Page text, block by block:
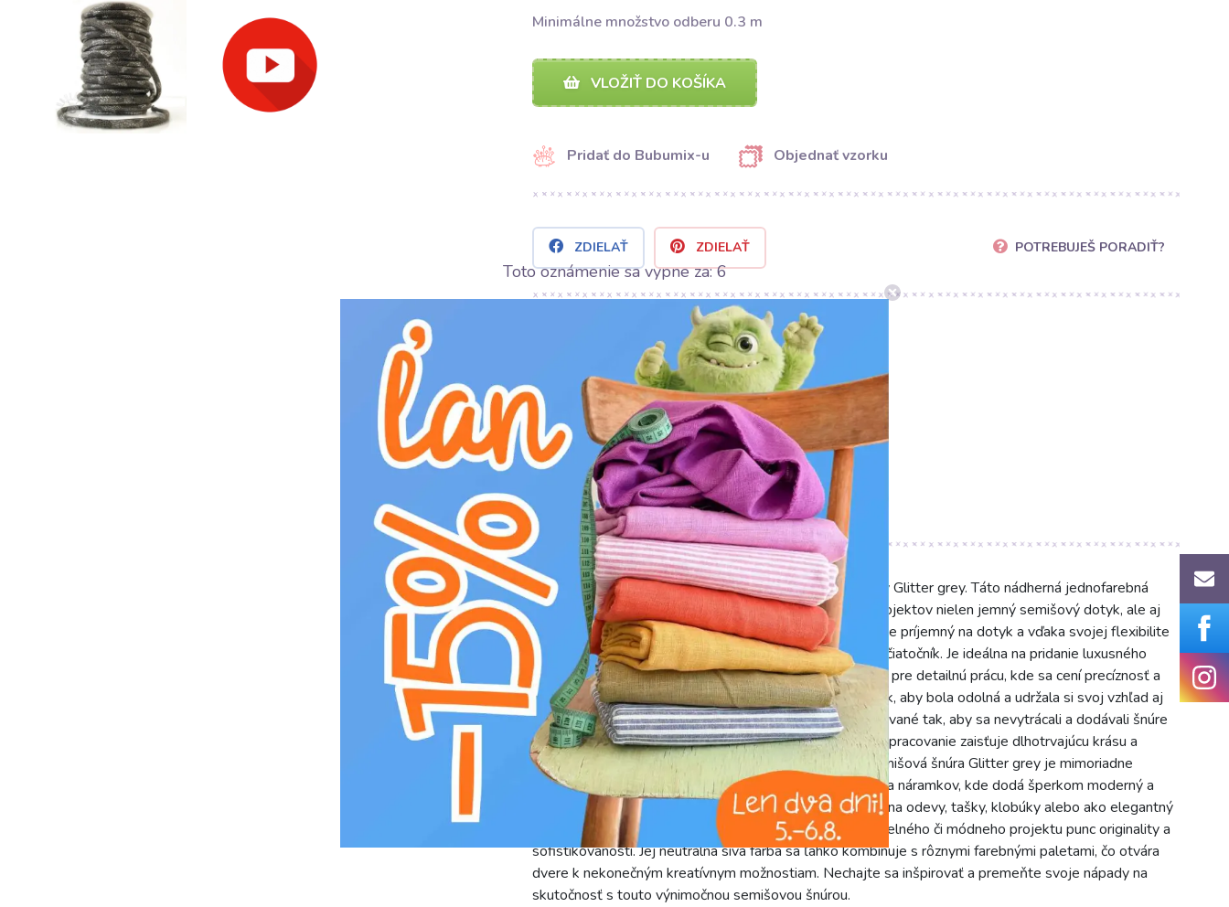
Minimálne množstvo odberu 0.3 m
VLOŽIŤ DO KOŠÍKA
Pridať do Bubumix-u Objednať vzorku
ZDIELAŤ ZDIELAŤ POTREBUJEŠ PORADIŤ?
Výrobca: Bubulákovo s.r.o www.bubulakovo.sk
Šírka: 0.8 cm
Motív: Jednofarebné
sivá
Objavte eleganciu a všestrannosť našej Semišovej šnúry Glitter grey. Táto nádherná jednofarebná
šnúra v sofistikovanom odtieni sivej prináša do vašich projektov nielen jemný semišový dotyk, ale aj
diskrétny trblietavý efekt. Jej mäkký a zamatový povrch je príjemný na dotyk a vďaka svojej flexibilite
sa s ňou ľahko pracuje, či už ste skúsený tvorca alebo začiatočník. Je ideálna na pridanie luxusného
nádychu do akéhokoľvek výtvoru. Šírka 0.8 cm je ideálna pre detailnú prácu, kde sa cení precíznosť a
jemnosť. Napriek svojej subtílnosti je šnúra navrhnutá tak, aby bola odolná a udržala si svoj vzhľad aj
pri pravidelnom používaní. Trblietavé čiastočky sú integrované tak, aby sa nevytrácali a dodávali šnúre
pôvabný lesk bez toho, aby pôsobili prehnane. Kvalitné spracovanie zaisťuje dlhotrvajúcu krásu a
stabilitu farby, ktorá si zachová svoj sýty sivý odtieň. Semišová šnúra Glitter grey je mimoriadne
univerzálna. Použite ju na výrobu štýlových náhrdelníkov a náramkov, kde dodá šperkom moderný a
luxusný nádych. Skvele sa hodí aj ako dekoratívny prvok na odevy, tašky, klobúky alebo ako elegantný
detail pri balení darčekov. Vnesie do akéhokoľvek remeselného či módneho projektu punc originality a
sofistikovanosti. Jej neutrálna sivá farba sa ľahko kombinuje s rôznymi farebnými paletami, čo otvára
dvere k nekonečným kreatívnym možnostiam. Nechajte sa inšpirovať a premeňte svoje nápady na
skutočnosť s touto výnimočnou semišovou šnúrou.
Toto oznámenie sa vypne za:5